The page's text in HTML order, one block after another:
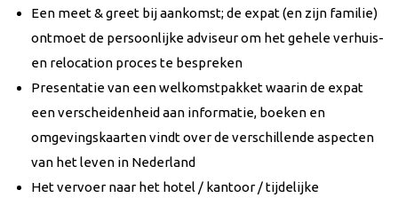
Een meet & greet bij aankomst; de expat (en zijn familie)
ontmoet de persoonlijke adviseur om het gehele verhuis-
en relocation proces te bespreken
Presentatie van een welkomstpakket waarin de expat
een verscheidenheid aan informatie, boeken en
omgevingskaarten vindt over de verschillende aspecten
van het leven in Nederland
Het vervoer naar het hotel / kantoor / tijdelijke